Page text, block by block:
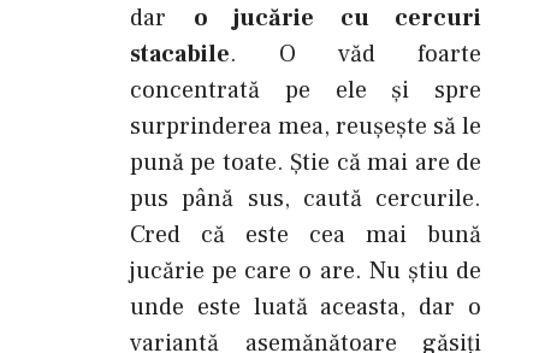
dar o jucărie cu cercuri
stacabile. O văd foarte
concentrată pe ele şi spre
surprinderea mea, reuşeşte să le
pună pe toate. Ştie că mai are de
pus până sus, caută cercurile.
Cred că este cea mai bună
jucărie pe care o are. Nu ştiu de
unde este luată aceasta, dar o
variantă asemănătoare găsiţi